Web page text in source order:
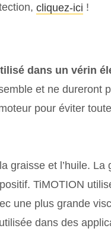
cliquez-ici !
dans un vérin
et ne dureront
pour éviter
graisse et l’huile.
TiMOTION
une plus grande
dans des